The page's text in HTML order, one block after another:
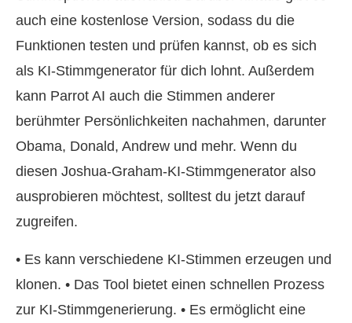
auch eine kostenlose Version, sodass du die
Funktionen testen und prüfen kannst, ob es sich
als KI‑Stimmgenerator für dich lohnt. Außerdem
kann Parrot AI auch die Stimmen anderer
berühmter Persönlichkeiten nachahmen, darunter
Obama, Donald, Andrew und mehr. Wenn du
diesen Joshua‑Graham‑KI‑Stimmgenerator also
ausprobieren möchtest, solltest du jetzt darauf
zugreifen.
• Es kann verschiedene KI‑Stimmen erzeugen und
klonen. • Das Tool bietet einen schnellen Prozess
zur KI‑Stimmgenerierung. • Es ermöglicht eine